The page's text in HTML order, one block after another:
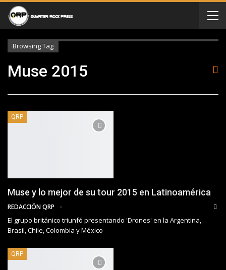
Browsing Tag
Muse 2015
QRP
Muse y lo mejor de su tour 2015 en Latinoamérica
REDACCIÓN QRP
El grupo británico triunfó presentando 'Drones' en la Argentina,
Brasil, Chile, Colombia y México
QRP